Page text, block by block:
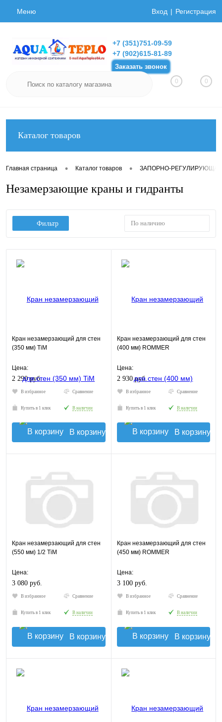
Меню Вход Регистрация
+7 (351)751-09-59
+7 (902)615-81-89
Заказать звонок
0 0
Каталог товаров
Главная страница • Каталог товаров • ЗАПОРНО-
Незамерзающие краны и гидранты
Фильтр По наличию
Кран незамерзающий для стен
(350 мм) TiM
Цена:
2 290 руб.
В избранное Сравнение
Купить в 1 клик В наличии
В корзину
Кран незамерзающий для стен
(400 мм) ROMMER
Цена:
2 930 руб.
В избранное Сравнение
Купить в 1 клик В наличии
В корзину
Кран незамерзающий для стен
(550 мм) 1/2 TiM
Цена:
3 080 руб.
В избранное Сравнение
Купить в 1 клик В наличии
В корзину
Кран незамерзающий для стен
(450 мм) ROMMER
Цена:
3 100 руб.
В избранное Сравнение
Купить в 1 клик В наличии
В корзину